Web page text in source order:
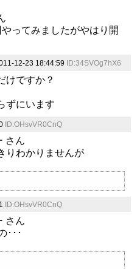
ってみましたがやはり開
12-23 18:44:59 ID:34SVOg7hX6
けですか？
ずにいます
ID:OHsvVR0CnQ
さん
りわかりませんが
ID:OHsvVR0CnQ
さん
･･･